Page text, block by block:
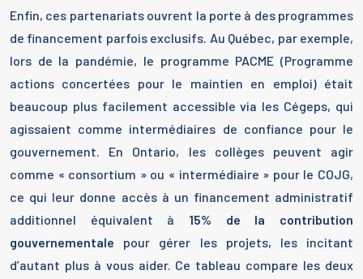
Enfin, ces partenariats ouvrent la porte à des programmes
de financement parfois exclusifs. Au Québec, par exemple,
lors de la pandémie, le programme PACME (Programme
actions concertées pour le maintien en emploi) était
beaucoup plus facilement accessible via les Cégeps, qui
agissaient comme intermédiaires de confiance pour le
gouvernement. En Ontario, les collèges peuvent agir
comme « consortium » ou « intermédiaire » pour le COJG,
ce qui leur donne accès à un financement administratif
additionnel équivalent à 15% de la contribution
gouvernementale pour gérer les projets, les incitant
d’autant plus à vous aider. Ce tableau compare les deux